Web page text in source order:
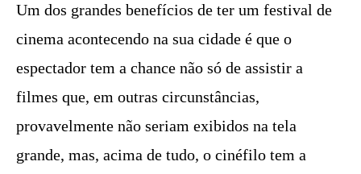
Um dos grandes benefícios de ter um festival de
cinema acontecendo na sua cidade é que o
espectador tem a chance não só de assistir a
filmes que, em outras circunstâncias,
provavelmente não seriam exibidos na tela
grande, mas, acima de tudo, o cinéfilo tem a